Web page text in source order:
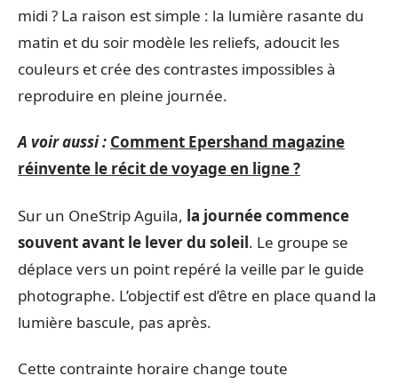
midi ? La raison est simple : la lumière rasante du
matin et du soir modèle les reliefs, adoucit les
couleurs et crée des contrastes impossibles à
reproduire en pleine journée.
A voir aussi : Comment Epershand magazine
réinvente le récit de voyage en ligne ?
Sur un OneStrip Aguila, la journée commence
souvent avant le lever du soleil. Le groupe se
déplace vers un point repéré la veille par le guide
photographe. L’objectif est d’être en place quand la
lumière bascule, pas après.
Cette contrainte horaire change toute